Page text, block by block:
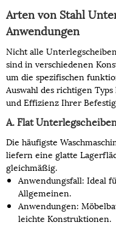
Arten von Stahl
Anwendungen
Nicht alle
sind in verschiedenen
um die spezifischen
Auswahl des richtigen
und Effizienz Ihrer
A. Flat
Die häufigste
liefern eine glatte
gleichmäßig.
Anwendungsfall: Ideal
Allgemeinen.
Anwendungen:
leichte Konstruktionen.